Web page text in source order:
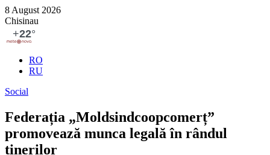
8 August 2026
Chisinau
RO
RU
Social
Federația „Moldsindcoopcomerț”
promovează munca legală în rândul
tinerilor